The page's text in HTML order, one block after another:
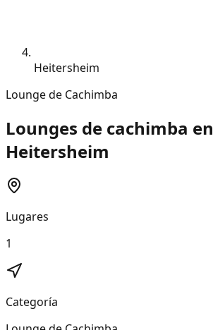
Heitersheim
Lounge de Cachimba
Lounges de cachimba en
Heitersheim
Lugares
1
Categoría